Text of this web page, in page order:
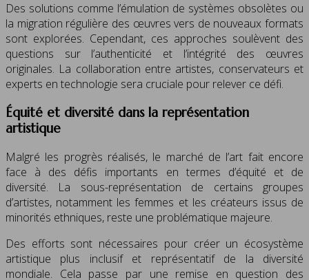
Des solutions comme l’émulation de systèmes obsolètes ou
la migration régulière des œuvres vers de nouveaux formats
sont explorées. Cependant, ces approches soulèvent des
questions sur l’authenticité et l’intégrité des œuvres
originales. La collaboration entre artistes, conservateurs et
experts en technologie sera cruciale pour relever ce défi.
Équité et diversité dans la représentation
artistique
Malgré les progrès réalisés, le marché de l’art fait encore
face à des défis importants en termes d’équité et de
diversité. La sous-représentation de certains groupes
d’artistes, notamment les femmes et les créateurs issus de
minorités ethniques, reste une problématique majeure.
Des efforts sont nécessaires pour créer un écosystème
artistique plus inclusif et représentatif de la diversité
mondiale. Cela passe par une remise en question des